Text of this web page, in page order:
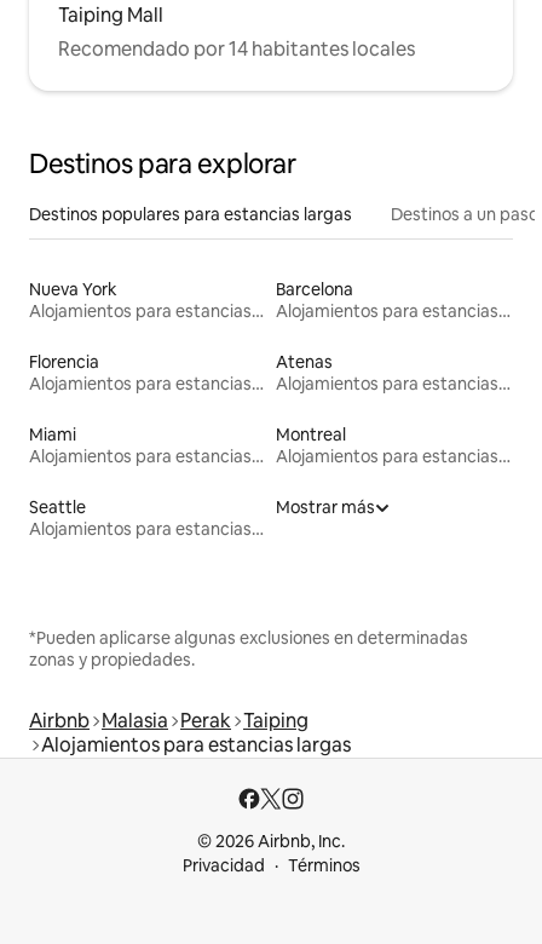
Taiping Mall
Recomendado por 14 habitantes locales
Destinos para explorar
Destinos populares para estancias largas Destinos a un
Nueva York
Alojamientos para estancias largas
Barcelona
Alojamientos para estancias largas
Florencia
Alojamientos para estancias largas
Atenas
Alojamientos para estancias largas
Miami
Alojamientos para estancias largas
Montreal
Alojamientos para estancias largas
Seattle
Alojamientos para estancias largas
Mostrar más
*Pueden aplicarse algunas exclusiones en determinadas
zonas y propiedades.
Airbnb Malasia Perak Taiping
Alojamientos para estancias largas
© 2026 Airbnb, Inc.
Privacidad
Términos